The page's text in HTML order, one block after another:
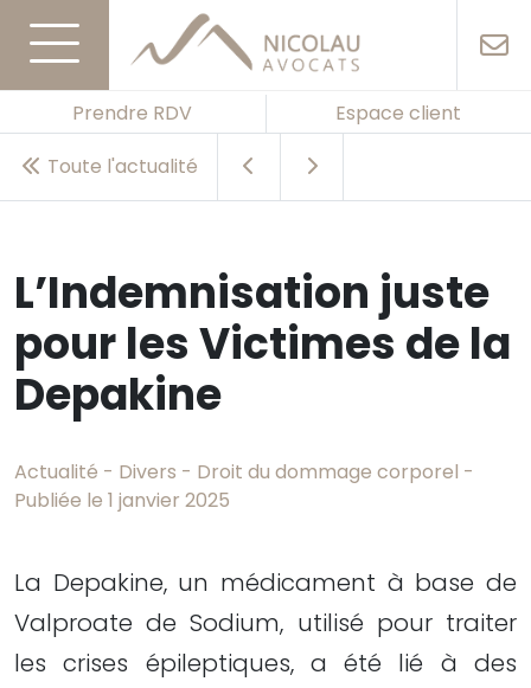
Prendre RDV
Espace client
Toute l'actualité
L’Indemnisation juste
pour les Victimes de la
Depakine
Actualité - Divers - Droit du dommage corporel -
Publiée le 1 janvier 2025
La Depakine, un médicament à base de
Valproate de Sodium, utilisé pour traiter
les crises épileptiques, a été lié à des